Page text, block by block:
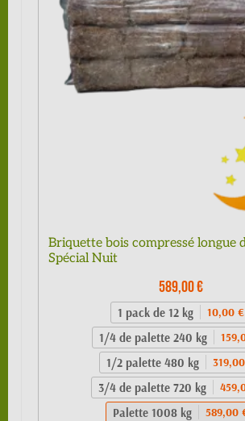
Briquette bois compressé longue
Spécial Nuit
589,00 €
1 pack de 12 kg 10,00 €
1/4 de palette 240 kg
1/2 palette 480 kg
3/4 de palette 720 kg
Palette 1008 kg 589,00